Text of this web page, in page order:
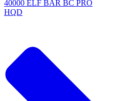
40000 ELF BAR BC PRO
HQD